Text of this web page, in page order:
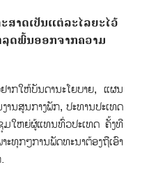
າດເປັນແຕ່ລະໄລຍະໄວ້
ລຸດພົ້ນອອກຈາກຄວາມ
ໃຫ້ບັນດານະໂຍບາຍ, ແຜນ
ນສູນກາງພັກ, ປະທານປະເທດ
ມໃຫຍ່ຜູ້ແທນທົ່ວປະເທດ ຄັ້ງທີ
ກໆການພັດທະນາຕ້ອງຖືເອົາ